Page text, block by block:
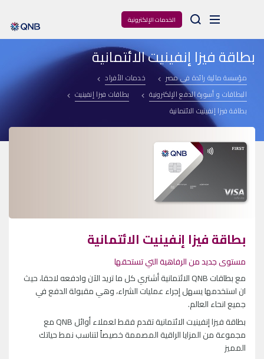
الخدمات الإلكترونية Arama
بطاقة فيزا إنفينيت الائتمانية
مؤسسة مالية رائدة فى مصر
خدمات الأفراد
البطاقات و أسورة الدفع الإلكترونية
بطاقات فيزا إنفينيت
بطاقة فيزا إنفينيت الائتمانية
بطاقة فيزا إنفينيت الائتمانية
مستوى جديد من الرفاهية التي تستحقها
مع بطاقات QNB الائتمانية أشتري كل ما تريد الآن وادفعه لاحقا، حيث
ان استخدمها يسهل إجراء عمليات الشراء، وهي مقبولة الدفع في
جميع انحاء العالم.
بطاقة فيزا إنفينيت الائتمانية تقدم فقط لعملاء أوائل QNB مع
مجموعة من المزايا الراقية المصممة خصيصاً لتناسب نمط حياتك
المميز